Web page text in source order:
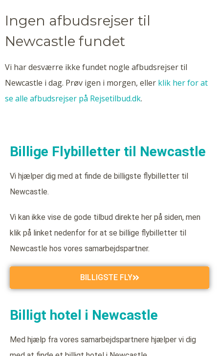
Ingen afbudsrejser til
Newcastle fundet
Vi har desværre ikke fundet nogle afbudsrejser til
Newcastle i dag. Prøv igen i morgen, eller klik her for at
se alle afbudsrejser på Rejsetilbud.dk.
Billige Flybilletter til Newcastle
Vi hjælper dig med at finde de billigste flybilletter til
Newcastle.
Vi kan ikke vise de gode tilbud direkte her på siden, men
klik på linket nedenfor for at se billige flybilletter til
Newcastle hos vores samarbejdspartner.
BILLIGSTE FLY
Billigt hotel i Newcastle
Med hjælp fra vores samarbejdspartnere hjælper vi dig